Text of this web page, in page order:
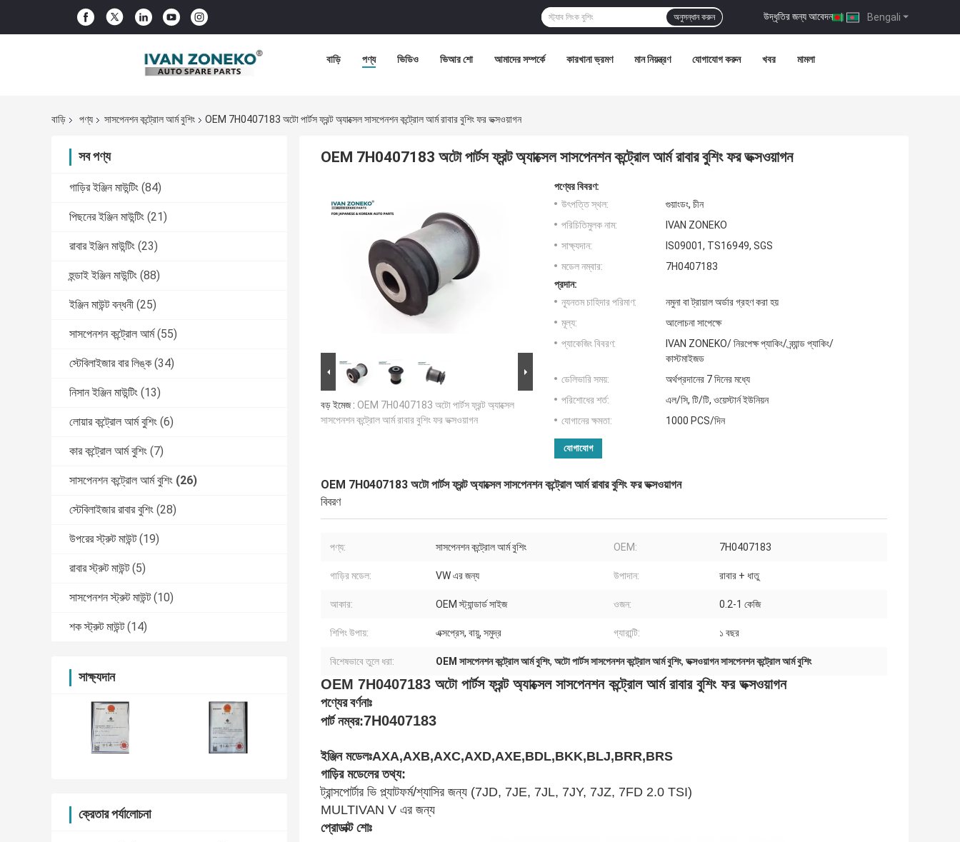
Bengali
উদ্ধৃতির জন্য আবেদন |
অনুসন্ধান করুন
বাড়ি পণ্য ভিডিও ভিআর শো আমাদের সম্পর্কে কারখানা ভ্রমণ মান নিয়ন্ত্রণ যোগাযোগ করুন খবর মামলা
বাড়ি পণ্য সাসপেনশন কন্ট্রোল আর্ম বুশিং OEM 7H0407183 অটো পার্টস ফ্রন্ট অ্যাক্সেল সাসপেনশন কন্ট্রোল আর্ম রাবার বুশিং ফর ভক্সওয়াগন
সব পণ্য
গাড়ির ইঞ্জিন মাউন্টিং (84)
পিছনের ইঞ্জিন মাউন্টিং (21)
রাবার ইঞ্জিন মাউন্টিং (23)
হুন্ডাই ইঞ্জিন মাউন্টিং (88)
ইঞ্জিন মাউন্ট বন্ধনী (25)
সাসপেনশন কন্ট্রোল আর্ম (55)
স্টেবিলাইজার বার লিঙ্ক (34)
নিসান ইঞ্জিন মাউন্টিং (13)
লোয়ার কন্ট্রোল আর্ম বুশিং (6)
কার কন্ট্রোল আর্ম বুশিং (7)
সাসপেনশন কন্ট্রোল আর্ম বুশিং (26)
স্টেবিলাইজার রাবার বুশিং (28)
উপরের স্ট্রুট মাউন্ট (19)
রাবার স্ট্রুট মাউন্ট (5)
সাসপেনশন স্ট্রুট মাউন্ট (10)
শক স্ট্রুট মাউন্ট (14)
সাক্ষ্যদান
ক্রেতার পর্যালোচনা
OEM 7H0407183 অটো পার্টস ফ্রন্ট অ্যাক্সেল সাসপেনশন কন্ট্রোল আর্ম রাবার বুশিং ফর ভক্সওয়াগন
বড় ইমেজ : OEM 7H0407183 অটো পার্টস ফ্রন্ট অ্যাক্সেল
সাসপেনশন কন্ট্রোল আর্ম রাবার বুশিং ফর ভক্সওয়াগন
পণ্যের বিবরণ:
উৎপত্তি স্থল:
গুয়াংডং, চীন
পরিচিতিমুলক নাম:
IVAN ZONEKO
সাক্ষ্যদান:
IS09001, TS16949, SGS
মডেল নম্বার:
7H0407183
প্রদান:
ন্যূনতম চাহিদার পরিমাণ:
নমুনা বা ট্রায়াল অর্ডার গ্রহণ করা হয়
মূল্য:
আলোচনা সাপেক্ষে
প্যাকেজিং বিবরণ:
IVAN ZONEKO/ নিরপেক্ষ প্যাকিং/ ব্র্যান্ড প্যাকিং/
কাস্টমাইজড
ডেলিভারি সময়:
অর্থপ্রদানের 7 দিনের মধ্যে
পরিশোধের শর্ত:
এল/সি, টি/টি, ওয়েস্টার্ন ইউনিয়ন
যোগানের ক্ষমতা:
1000 PCS/দিন
যোগাযোগ
OEM 7H0407183 অটো পার্টস ফ্রন্ট অ্যাক্সেল সাসপেনশন কন্ট্রোল আর্ম রাবার বুশিং ফর ভক্সওয়াগন
বিবরণ
পণ্য: সাসপেনশন কন্ট্রোল আর্ম বুশিং OEM: 7H0407183
গাড়ির মডেল: VW এর জন্য উপাদান: রাবার + ধাতু
আকার: OEM স্ট্যান্ডার্ড সাইজ ওজন: 0.2-1 কেজি
শিপিং উপায়: এক্সপ্রেস, বায়ু, সমুদ্র গ্যারান্টি: ১ বছর
বিশেষভাবে তুলে ধরা: OEM সাসপেনশন কন্ট্রোল আর্ম বুশিং, অটো পার্টস সাসপেনশন কন্ট্রোল আর্ম বুশিং, ভক্সওয়াগন সাসপেনশন কন্ট্রোল আর্ম বুশিং
OEM 7H0407183 অটো পার্টস ফ্রন্ট অ্যাক্সেল সাসপেনশন কন্ট্রোল আর্ম রাবার বুশিং ফর ভক্সওয়াগন
পণ্যের বর্ণনাঃ
পার্ট নম্বর:7H0407183
ইঞ্জিন মডেলঃAXA,AXB,AXC,AXD,AXE,BDL,BKK,BLJ,BRR,BRS
গাড়ির মডেলের তথ্য:
ট্রান্সপোর্টার ভি প্ল্যাটফর্ম/শ্যাসির জন্য (7JD, 7JE, 7JL, 7JY, 7JZ, 7FD 2.0 TSI)
MULTIVAN V এর জন্য
প্রোডাক্ট শোঃ